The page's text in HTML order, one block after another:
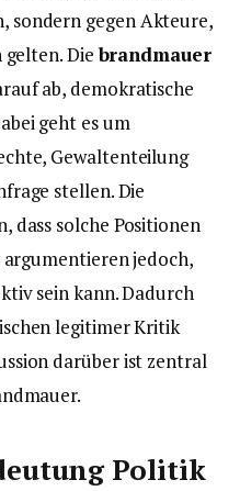
sondern gegen Akteure,
gelten. Diebrandmauer
ab, demokratische
geht es um
Gewaltenteilung
stellen. Die
dass solche Positionen
jedoch,
sein kann. Dadurch
legitimer Kritik
darüber ist zentral
Politik